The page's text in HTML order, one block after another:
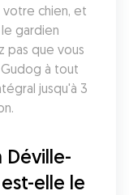
votre chien, et
gardien
pas que vous
à tout
jusqu'à 3
Déville-
elle le